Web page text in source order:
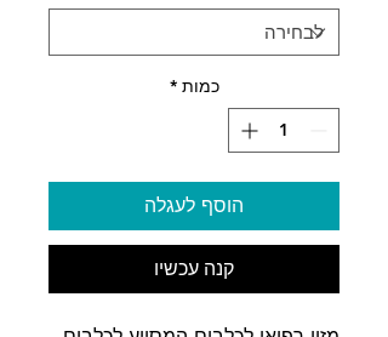
כמות *
הוסף לעגלה
קנה עכשיו